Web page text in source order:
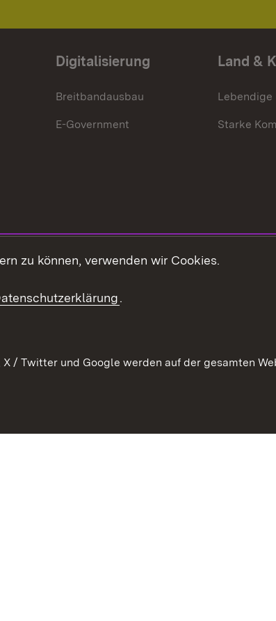
Digitalisierung
Breitbandausbau
E-Government
Land &
Lebendige
Starke
zu können, verwenden wir Cookies.
.
/ Twitter und Google werden auf der gesamten